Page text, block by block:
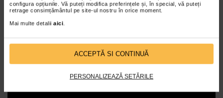
configura opțiunile. Vă puteți modifica preferințele și, în special, vă puteți
retrage consimțământul pe site-ul nostru în orice moment.
Mai multe detalii aici.
ACCEPTĂ SI CONTINUĂ
PERSONALIZEAZĂ SETĂRILE
Branturile ortopedice din silicon sunt indicate atat persoanelor
active, cat si celor care petrec mult timp in picioare. Rolul acestora
sold, ligamente si coloana vertebrala. Produsul ajuta la diminuarea
durerii care se instaleaza la nivelul picioarelor atunci cand mergeti
mult pe jos sau cand nu va puteti aseza perioade mai lungi de timp.